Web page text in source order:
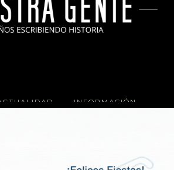
INFORMACIÓN